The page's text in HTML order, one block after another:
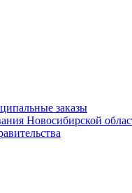
заказы
Новосибирской